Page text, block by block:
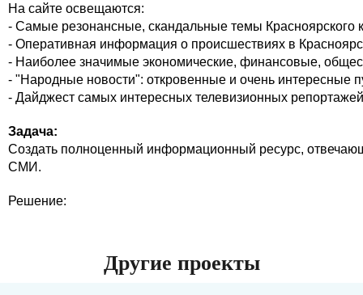
На сайте освещаются:
- Самые резонансные, скандальные темы Красноярского
- Оперативная информация о происшествиях в
- Наиболее значимые экономические, финансовые,
- "Народные новости": откровенные и очень интересные
- Дайджест самых интересных телевизионных
Задача:
Создать полноценный информационный ресурс,
СМИ.
Решение:
Другие проекты